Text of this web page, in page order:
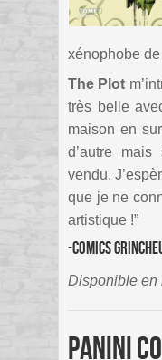
xénophobe
The Plot
très belle
maison en
d’autre
vendu.
que je ne
artistique !”
-Comics
Disponible en
Panini